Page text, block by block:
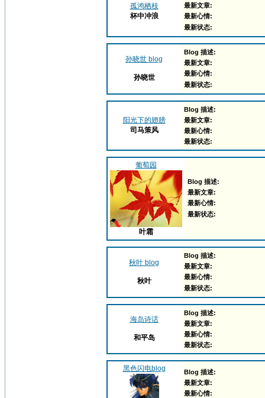
孤鸿栖枝
杯中冲浪
最新文章:
最新心情:
最新状态:
孙晓世 blog
孙晓世
Blog 描述:
最新文章:
最新心情:
最新状态:
阳光下的翅膀
司马策风
Blog 描述:
最新文章:
最新心情:
最新状态:
葡萄园
叶霜
Blog 描述:
最新文章:
最新心情:
最新状态:
秋叶 blog
秋叶
Blog 描述:
最新文章:
最新心情:
最新状态:
海岛诗话
和平岛
Blog 描述:
最新文章:
最新心情:
最新状态:
黑色闪电blog
Blog 描述:
最新文章:
最新心情: